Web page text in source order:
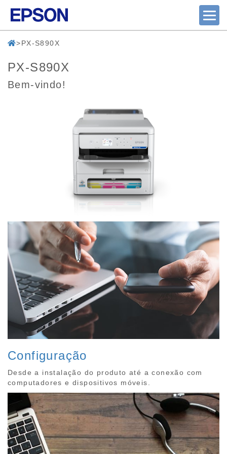
PX-S890X
PX-S890X
Bem-vindo!
Configuração
Desde a instalação do produto até a conexão com
computadores e dispositivos móveis.